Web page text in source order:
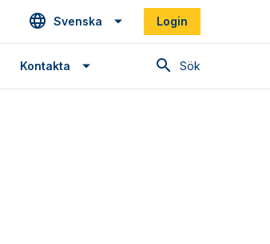
Svenska Login
Sök
Kontakta